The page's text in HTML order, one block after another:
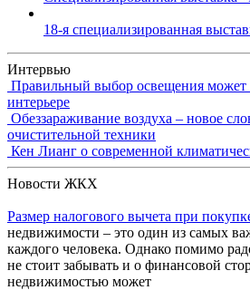
18-я специализированная
Интервью
Правильный выбор освещения может
интерьере
Обеззараживание воздуха – новое
очистительной техники
Кен Лианг о современной
Новости ЖКХ
Размер налогового вычета при
недвижимости – это один из самых
каждого человека. Однако помимо
не стоит забывать и о финансовой
недвижимостью может